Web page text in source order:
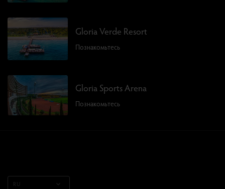
Gloria Verde Resort
Познакомьтесь
Gloria Sports Arena
Познакомьтесь
RU